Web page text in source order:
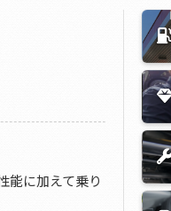
能に加えて乗り